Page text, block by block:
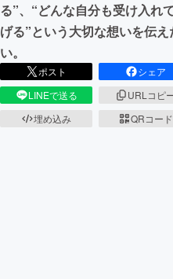
る”、“どんな自分も受け入れ
げる”という大切な想いを伝え
い。
ポスト
シェア
LINEで送る
URLコピ
埋め込み
QRコード